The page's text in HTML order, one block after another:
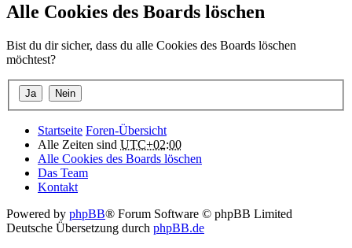
Alle Cookies des Boards löschen
Bist du dir sicher, dass du alle Cookies des Boards löschen
möchtest?
Startseite Foren-Übersicht
Alle Zeiten sind UTC+02:00
Alle Cookies des Boards löschen
Das Team
Kontakt
Powered by phpBB® Forum Software © phpBB Limited
Deutsche Übersetzung durch phpBB.de